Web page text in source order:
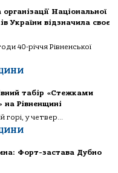
Національної
України відзначила своє
40-річчя Рівненської
табір «Стежками
на Рівненщині
горі, у четвер...
Форт-застава Дубно